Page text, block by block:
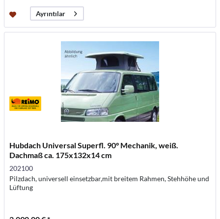
Ayrıntılar
Hubdach Universal Superfl. 90° Mechanik, weiß.
Dachmaß ca. 175x132x14 cm
202100
Pilzdach, universell einsetzbar,mit breitem Rahmen, Stehhöhe und
Lüftung